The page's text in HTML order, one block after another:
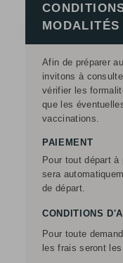
Afin de préparer
invitons à
vérifier les
que les
vaccinations.
PAIEMENT
Pour tout départ
sera
de départ.
CONDITIONS
Pour toute
les frais seront